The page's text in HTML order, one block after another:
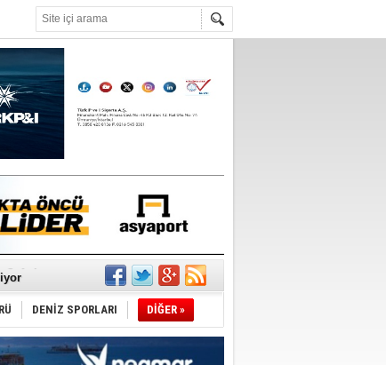
oldu
istiyor
DENİZ SPORLARI DİĞER »